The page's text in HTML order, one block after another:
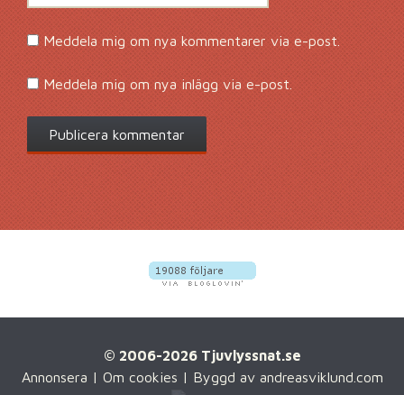
Meddela mig om nya kommentarer via e-post.
Meddela mig om nya inlägg via e-post.
© 2006-2026 Tjuvlyssnat.se
Annonsera | Om cookies | Byggd av andreasviklund.com